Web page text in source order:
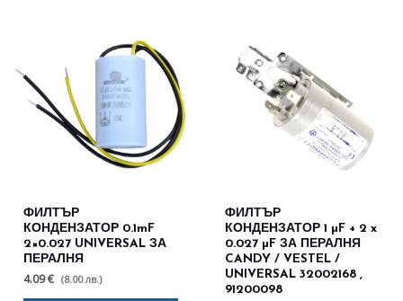
ФИЛТЪР
КОНДЕНЗАТОР 0.1mF
2×0.027 UNIVERSAL ЗА
ПЕРАЛНЯ
4.09 € (8.00 лв.)
ФИЛТЪР
КОНДЕНЗАТОР 1 µF + 2 x
0.027 µF ЗА ПЕРАЛНЯ
CANDY / VESTEL /
UNIVERSAL 32002168 ,
91200098